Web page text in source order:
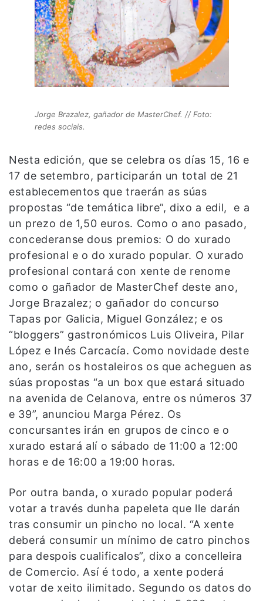
Jorge Brazalez, gañador de MasterChef. // Foto:
redes sociais.
Nesta edición, que se celebra os días 15, 16 e
17 de setembro, participarán un total de 21
establecementos que traerán as súas
propostas “de temática libre”, dixo a edil, e a
un prezo de 1,50 euros. Como o ano pasado,
concederanse dous premios: O do xurado
profesional e o do xurado popular. O xurado
profesional contará con xente de renome
como o gañador de MasterChef deste ano,
Jorge Brazalez; o gañador do concurso
Tapas por Galicia, Miguel González; e os
“bloggers” gastronómicos Luis Oliveira, Pilar
López e Inés Carcacía. Como novidade deste
ano, serán os hostaleiros os que acheguen as
súas propostas “a un box que estará situado
na avenida de Celanova, entre os números 37
e 39”, anunciou Marga Pérez. Os
concursantes irán en grupos de cinco e o
xurado estará alí o sábado de 11:00 a 12:00
horas e de 16:00 a 19:00 horas.
Por outra banda, o xurado popular poderá
votar a través dunha papeleta que lle darán
tras consumir un pincho no local. “A xente
deberá consumir un mínimo de catro pinchos
para despois cualificalos”, dixo a concelleira
de Comercio. Así é todo, a xente poderá
votar de xeito ilimitado. Segundo os datos do